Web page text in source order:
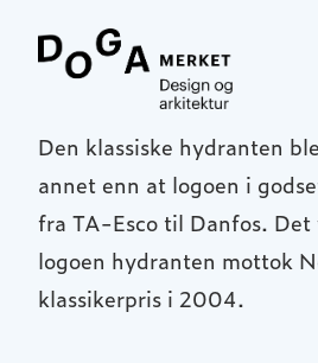
Den klassiske hydranten
annet enn at logoen i
fra TA-Esco til Danfos. Det
logoen hydranten mottok
klassikerpris i 2004.